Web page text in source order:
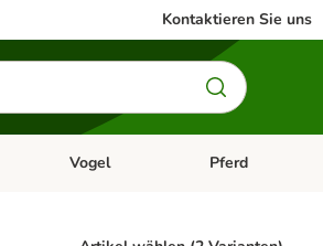
Kontaktieren Sie uns
& Zubehör
öffnen: Kleintier
Kategorie-Menü öffnen: Fisch
Vogel Kategorie-Menü
Pferd